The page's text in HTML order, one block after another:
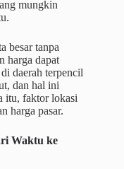
mungkin
besar tanpa
harga dapat
daerah terpencil
dan hal ini
itu, faktor lokasi
harga pasar.
Waktu ke